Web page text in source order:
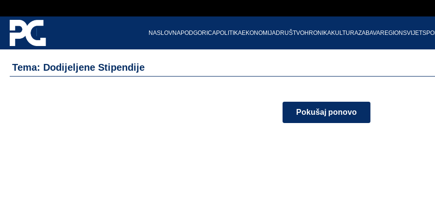
NASLOVNAPODGORICAPOLITIKAEKONOMIJADRUŠTVOHRONIKAKULTURAZABAVAREGIONSVIJET
Tema: Dodijeljene Stipendije
Pokušaj ponovo